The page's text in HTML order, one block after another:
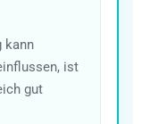
kann
ist
gut